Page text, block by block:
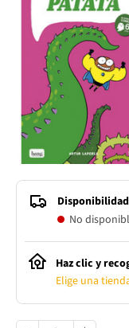
No
Haz clic y
Elige una